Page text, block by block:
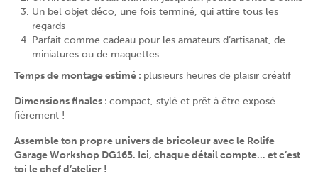
Un bel objet déco, une fois terminé, qui attire tous les
regards
Parfait comme cadeau pour les amateurs d’artisanat, de
miniatures ou de maquettes
Temps de montage estimé : plusieurs heures de plaisir créatif
Dimensions finales : compact, stylé et prêt à être exposé
fièrement !
Assemble ton propre univers de bricoleur avec le Rolife
Garage Workshop DG165. Ici, chaque détail compte… et c’est
toi le chef d’atelier !